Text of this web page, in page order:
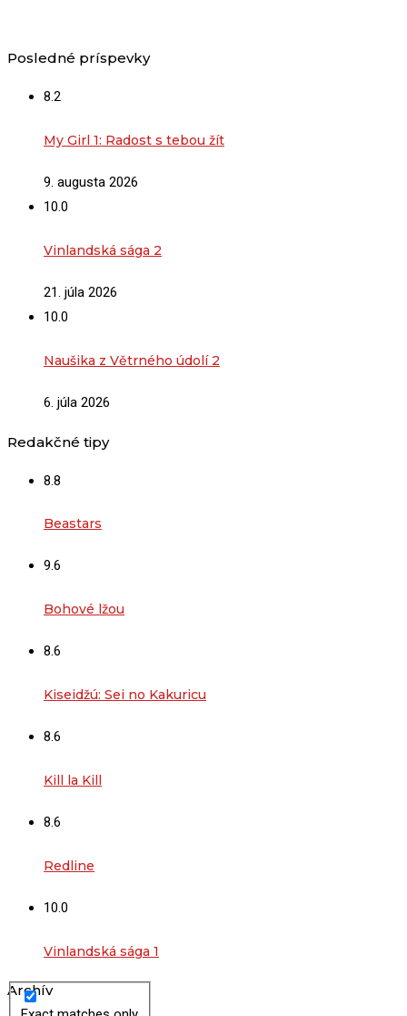
Posledné príspevky
8.2
My Girl 1: Radost s tebou žít
9. augusta 2026
10.0
Vinlandská sága 2
21. júla 2026
10.0
Naušika z Větrného údolí 2
6. júla 2026
Redakčné tipy
8.8
Beastars
9.6
Bohové lžou
8.6
Kiseidžú: Sei no Kakuricu
8.6
Kill la Kill
8.6
Redline
10.0
Vinlandská sága 1
Archív